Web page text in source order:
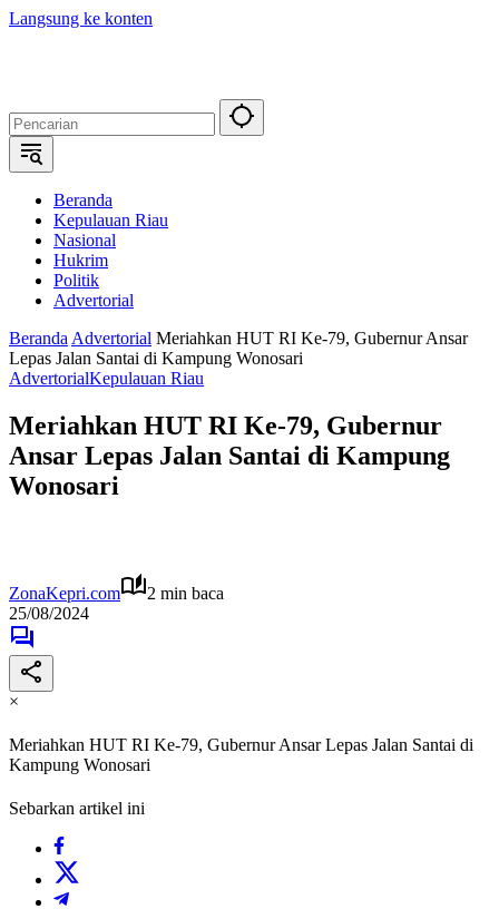
Langsung ke konten
Beranda
Kepulauan Riau
Nasional
Hukrim
Politik
Advertorial
Beranda Advertorial Meriahkan HUT RI Ke-79, Gubernur Ansar
Lepas Jalan Santai di Kampung Wonosari
AdvertorialKepulauan Riau
Meriahkan HUT RI Ke-79, Gubernur
Ansar Lepas Jalan Santai di Kampung
Wonosari
ZonaKepri.com
2 min baca
25/08/2024
×
Meriahkan HUT RI Ke-79, Gubernur Ansar Lepas Jalan Santai di
Kampung Wonosari
Sebarkan artikel ini